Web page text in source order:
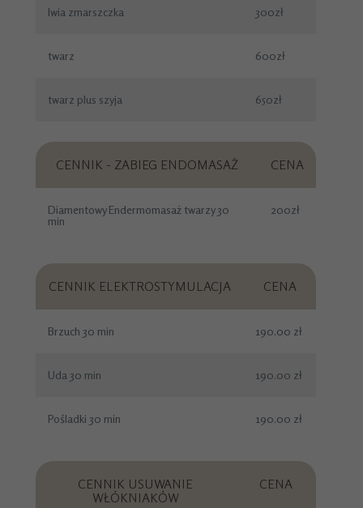
Iwia zmarszczka 300zł
twarz 600zł
twarz plus szyja 650zł
CENNIK - ZABIEG ENDOMASAŻ CENA
Diamentowy Endermomasaż twarzy 30
min
200zł
CENNIK ELEKTROSTYMULACJA CENA
Brzuch 30 min 190.00 zł
Uda 30 min 190.00 zł
Pośladki 30 min 190.00 zł
CENNIK USUWANIE
WŁÓKNIAKÓW
CENA